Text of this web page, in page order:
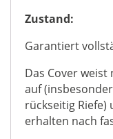
Zustand:
Garantiert
Das Cover
auf
rückseitig
erhalten nach